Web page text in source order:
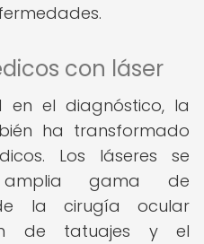
con láser
el diagnóstico, la
ha transformado
Los láseres se
gama de
la cirugía ocular
de tatuajes y el